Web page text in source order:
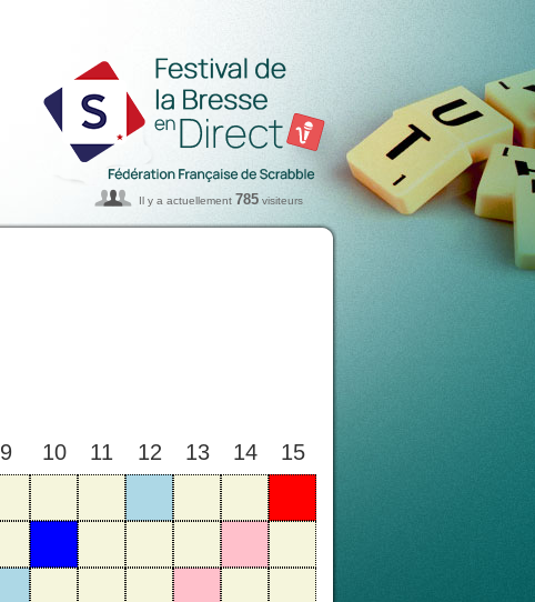
Il y a actuellement 785 visiteurs
9 10 11 12 13 14
15